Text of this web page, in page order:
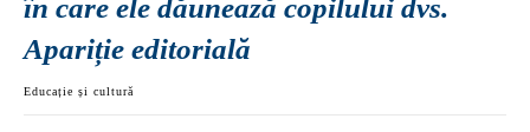
în care ele dăunează copilului dvs.
Apariție editorială
Educație și cultură